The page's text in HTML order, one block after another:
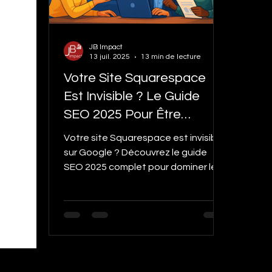
trucs et Astuces Google shopping
Subventions Google my business tips and
Votre Site Squarespace
Est Invisible ? Le Guide
SEO 2025 Pour Être
Premier
Votre site Squarespace est invisible
sur Google ? Découvrez le guide
SEO 2025 complet pour dominer les
des mots-clés, création de backlinks
JB Impact
13 juil. 2025
13 min de lecture